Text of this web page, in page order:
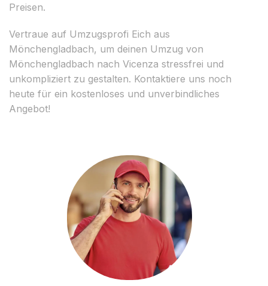
Preisen.
Vertraue auf Umzugsprofi Eich aus
Mönchengladbach, um deinen Umzug von
Mönchengladbach nach Vicenza stressfrei und
unkompliziert zu gestalten. Kontaktiere uns noch
heute für ein kostenloses und unverbindliches
Angebot!